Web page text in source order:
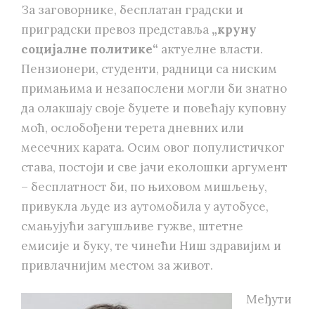
За заговорнике, бесплатан градски и
приградски превоз представља „круну
социјалне политике“ актуелне власти.
Пензионери, студенти, радници са ниским
примањима и незапослени могли би знатно
да олакшају своје буџете и повећају куповну
моћ, ослобођени терета дневних или
месечних карата. Осим овог популистичког
става, постоји и све јачи еколошки аргумент
– бесплатност би, по њиховом мишљењу,
привукла људе из аутомобила у аутобусе,
смањујући загушљиве гужве, штетне
емисије и буку, те чинећи Ниш здравијим и
привлачнијим местом за живот.
Међути